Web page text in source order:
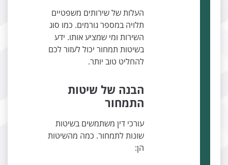
העלות של שירותים משפטיים
תלויה במספר גורמים. כמו סוג
השירות ומי שמציע אותו. ידע
בשיטות תמחור יכול לעזור לכם
להחליט טוב יותר.
הבנה של שיטות
התמחור
עורכי דין משתמשים בשיטות
שונות לתמחור. כמה מהשיטות